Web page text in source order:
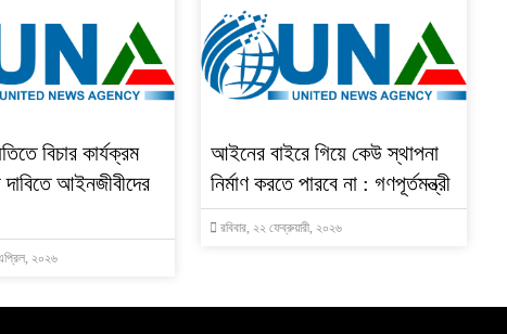
বিচার কার্যক্রম
দাবিতে আইনজীবীদের
২০২৬
আইনের বাইরে গিয়ে কেউ স্থাপনা
নির্মাণ করতে পারবে না : গণপূর্তমন্ত্রী
রবিবার, ২২ ফেব্রুয়ারী, ২০২৬